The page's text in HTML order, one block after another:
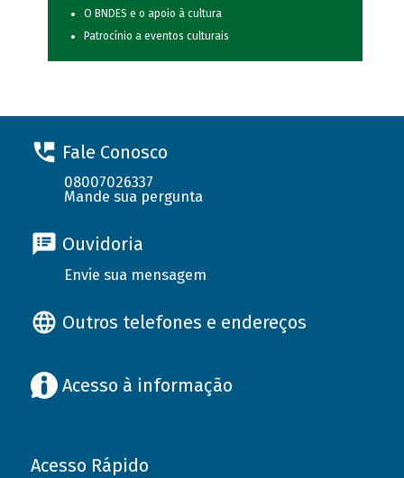
O BNDES e o apoio à cultura
Patrocínio a eventos culturais
Fale Conosco
08007026337
Mande sua pergunta
Ouvidoria
Envie sua mensagem
Outros telefones e endereços
Acesso à informação
Acesso Rápido